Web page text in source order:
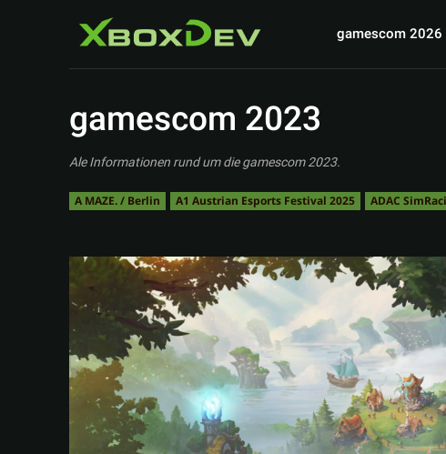
gamescom 2026
gamescom 2023
Ale Informationen rund um die gamescom 2023.
A MAZE. / Berlin A1 Austrian Esports Festival 2025 ADAC